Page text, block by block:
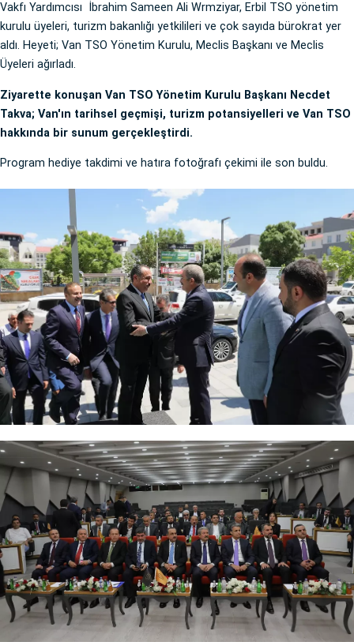
Vakfı Yardımcısı İbrahim Sameen Ali Wrmziyar, Erbil TSO yönetim
kurulu üyeleri, turizm bakanlığı yetkilileri ve çok sayıda bürokrat yer
aldı. Heyeti; Van TSO Yönetim Kurulu, Meclis Başkanı ve Meclis
Üyeleri ağırladı.
Ziyarette konuşan Van TSO Yönetim Kurulu Başkanı Necdet
Takva; Van'ın tarihsel geçmişi, turizm potansiyelleri ve Van TSO
hakkında bir sunum gerçekleştirdi.
Program hediye takdimi ve hatıra fotoğrafı çekimi ile son buldu.